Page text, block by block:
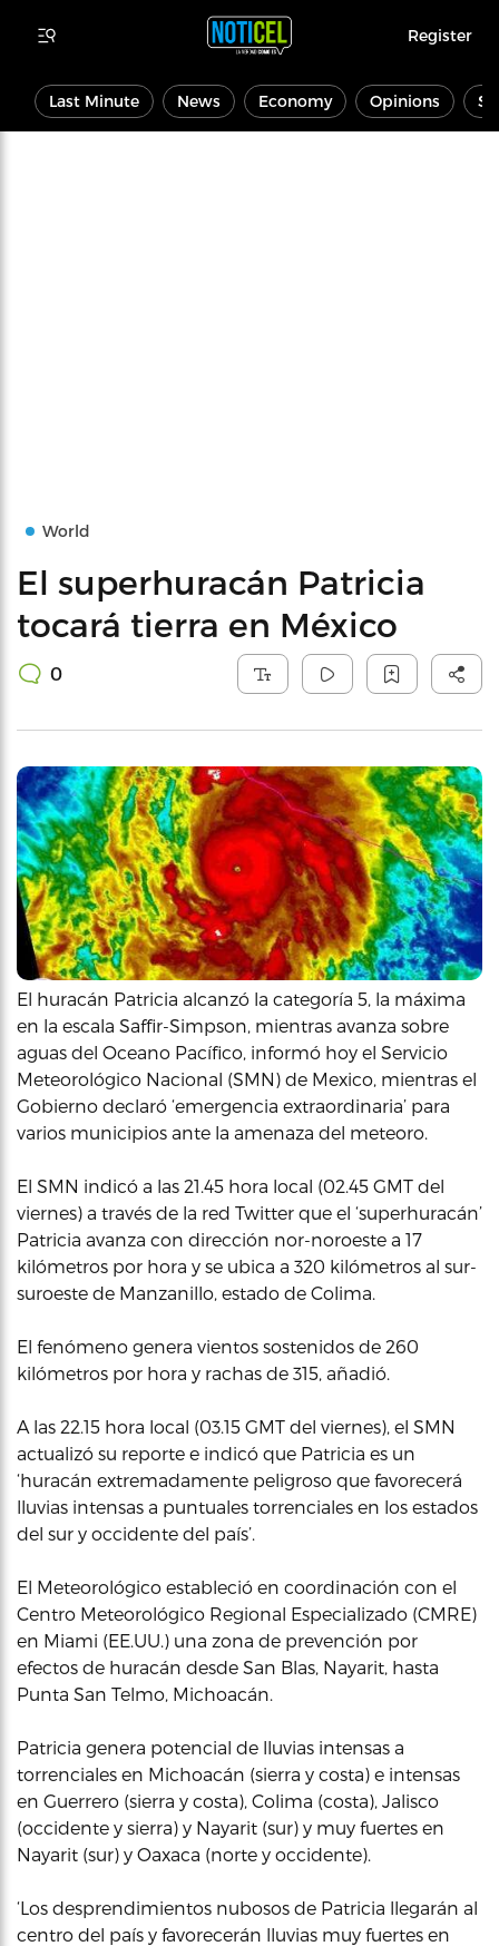
Register
Last Minute News Economy Opinions
World
El superhuracán Patricia
tocará tierra en México
0
El huracán Patricia alcanzó la categoría 5, la máxima
en la escala Saffir-Simpson, mientras avanza sobre
aguas del Oceano Pacífico, informó hoy el Servicio
Meteorológico Nacional (SMN) de Mexico, mientras el
Gobierno declaró ‘emergencia extraordinaria’ para
varios municipios ante la amenaza del meteoro.
El SMN indicó a las 21.45 hora local (02.45 GMT del
viernes) a través de la red Twitter que el ‘superhuracán’
Patricia avanza con dirección nor-noroeste a 17
kilómetros por hora y se ubica a 320 kilómetros al sur-
suroeste de Manzanillo, estado de Colima.
El fenómeno genera vientos sostenidos de 260
kilómetros por hora y rachas de 315, añadió.
A las 22.15 hora local (03.15 GMT del viernes), el SMN
actualizó su reporte e indicó que Patricia es un
‘huracán extremadamente peligroso que favorecerá
lluvias intensas a puntuales torrenciales en los estados
del sur y occidente del país’.
El Meteorológico estableció en coordinación con el
Centro Meteorológico Regional Especializado (CMRE)
en Miami (EE.UU.) una zona de prevención por
efectos de huracán desde San Blas, Nayarit, hasta
Punta San Telmo, Michoacán.
Patricia genera potencial de lluvias intensas a
torrenciales en Michoacán (sierra y costa) e intensas
en Guerrero (sierra y costa), Colima (costa), Jalisco
(occidente y sierra) y Nayarit (sur) y muy fuertes en
Nayarit (sur) y Oaxaca (norte y occidente).
‘Los desprendimientos nubosos de Patricia llegarán al
centro del país y favorecerán lluvias muy fuertes en